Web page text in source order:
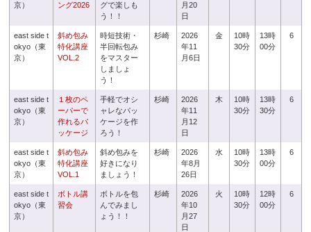
京）
ング2026
グで楽しも
う！！
月20
日
east side t
okyo（東
京）
斜め包み
特化講座
VOL.2
時短技術・
半回転包み
をマスター
しましょ
う！
杉崎
2026
年11
月6日
金
10時
30分
13時
00分
6
east side t
okyo（東
京）
１枚のペ
ーパーで
作れるパ
ッケージ
手軽でオシ
ャレなパッ
ケージを作
ろう！
杉崎
2026
年11
月12
日
木
10時
30分
13時
30分
6
east side t
okyo（東
京）
斜め包み
特化講座
VOL.1
斜め包みを
好きになり
ましょう！
杉崎
2026
年8月
26日
水
10時
30分
13時
00分
6
east side t
okyo（東
京）
ボトル講
習会
ボトルを包
んでみまし
ょう！！
杉崎
2026
年10
月27
日
火
10時
30分
12時
00分
6